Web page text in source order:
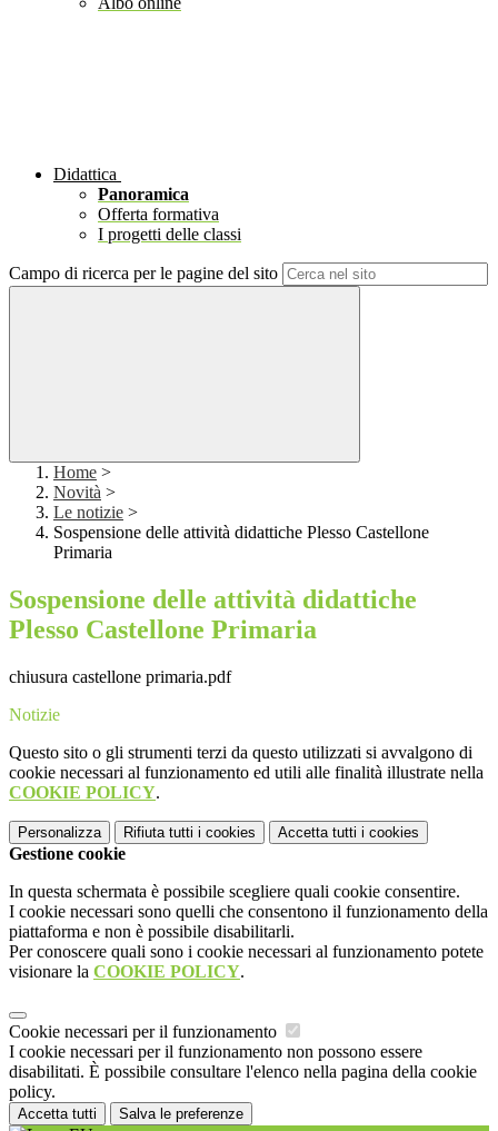
Didattica
Panoramica
Offerta formativa
I progetti delle classi
Campo di ricerca per le pagine del sito
Home >
Novità >
Le notizie >
Sospensione delle attività didattiche Plesso Castellone
Primaria
Sospensione delle attività didattiche
Plesso Castellone Primaria
chiusura castellone primaria.pdf
Notizie
Questo sito o gli strumenti terzi da questo utilizzati si avvalgono di
cookie necessari al funzionamento ed utili alle finalità illustrate nella
COOKIE POLICY.
Personalizza Rifiuta tutti i cookies Accetta tutti i cookies
Gestione cookie
In questa schermata è possibile scegliere quali cookie consentire.
I cookie necessari sono quelli che consentono il funzionamento della
piattaforma e non è possibile disabilitarli.
Per conoscere quali sono i cookie necessari al funzionamento potete
visionare la COOKIE POLICY.
Cookie necessari per il funzionamento
I cookie necessari per il funzionamento non possono essere
disabilitati. È possibile consultare l'elenco nella pagina della cookie
policy.
Accetta tutti Salva le preferenze